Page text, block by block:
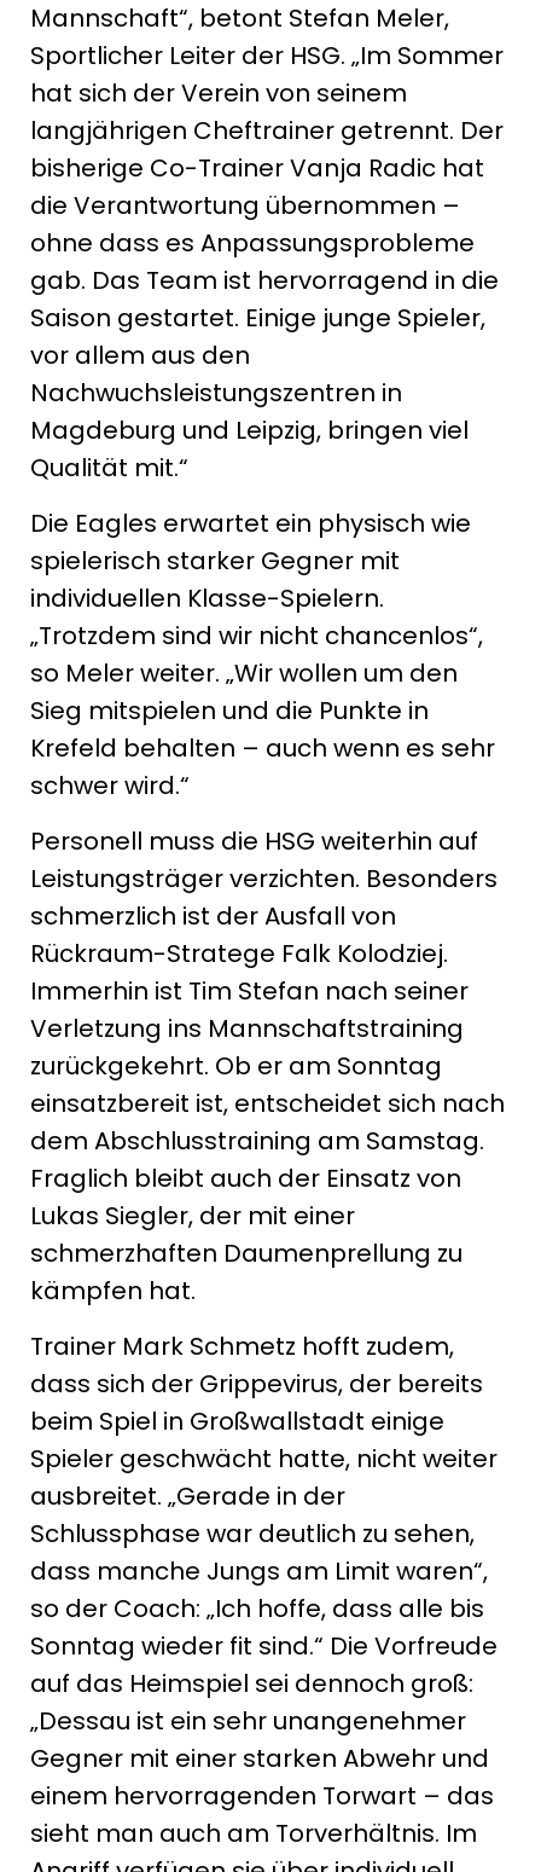
Mannschaft“, betont Stefan Meler,
Sportlicher Leiter der HSG. „Im Sommer
hat sich der Verein von seinem
langjährigen Cheftrainer getrennt. Der
bisherige Co-Trainer Vanja Radic hat
die Verantwortung übernommen –
ohne dass es Anpassungsprobleme
gab. Das Team ist hervorragend in die
Saison gestartet. Einige junge Spieler,
vor allem aus den
Nachwuchsleistungszentren in
Magdeburg und Leipzig, bringen viel
Qualität mit.“
Die Eagles erwartet ein physisch wie
spielerisch starker Gegner mit
individuellen Klasse-Spielern.
„Trotzdem sind wir nicht chancenlos“,
so Meler weiter. „Wir wollen um den
Sieg mitspielen und die Punkte in
Krefeld behalten – auch wenn es sehr
schwer wird.“
Personell muss die HSG weiterhin auf
Leistungsträger verzichten. Besonders
schmerzlich ist der Ausfall von
Rückraum-Stratege Falk Kolodziej.
Immerhin ist Tim Stefan nach seiner
Verletzung ins Mannschaftstraining
zurückgekehrt. Ob er am Sonntag
einsatzbereit ist, entscheidet sich nach
dem Abschlusstraining am Samstag.
Fraglich bleibt auch der Einsatz von
Lukas Siegler, der mit einer
schmerzhaften Daumenprellung zu
kämpfen hat.
Trainer Mark Schmetz hofft zudem,
dass sich der Grippevirus, der bereits
beim Spiel in Großwallstadt einige
Spieler geschwächt hatte, nicht weiter
ausbreitet. „Gerade in der
Schlussphase war deutlich zu sehen,
dass manche Jungs am Limit waren“,
so der Coach: „Ich hoffe, dass alle bis
Sonntag wieder fit sind.“ Die Vorfreude
auf das Heimspiel sei dennoch groß:
„Dessau ist ein sehr unangenehmer
Gegner mit einer starken Abwehr und
einem hervorragenden Torwart – das
sieht man auch am Torverhältnis. Im